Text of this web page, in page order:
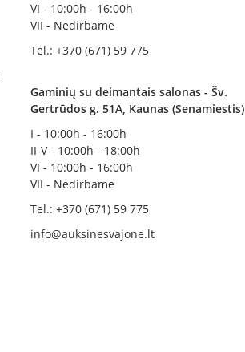
VI - 10:00h - 16:00h
VII - Nedirbame
Tel.: +370 (671) 59 775
Gaminių su deimantais salonas - Šv.
Gertrūdos g. 51A, Kaunas (Senamiestis)
I - 10:00h - 16:00h
II-V - 10:00h - 18:00h
VI - 10:00h - 16:00h
VII - Nedirbame
Tel.: +370 (671) 59 775
info@auksinesvajone.lt